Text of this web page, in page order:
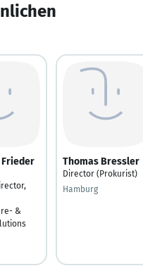
&
Thomas Bressler
Director (Prokurist)
Hamburg